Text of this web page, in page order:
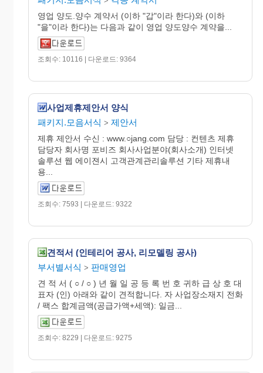
영업 양도.양수 계약서 (이하 "갑"이라 한다)와 (이하
"을"이라 한다)는 다음과 같이 영업 양도양수 계약을...
조회수: 10116 | 다운로드: 9364
사업제휴제안서 양식
패키지.모음서식 > 제안서
제휴 제안서 수신 : www.○jang.com 담당 : 컨텐츠 제휴
담당자 회사명 포비즈 회사사업분야(회사소개) 인터넷
솔루션 웹 에이젼시 고객관계관리솔루션 기타 제휴내
용...
조회수: 7593 | 다운로드: 9322
견적서 (인테리어 공사, 리모델링 공사)
부서별서식 > 판매영업
견 적 서 ( ○ / ○ ) 년 월 일 공 등 록 번 호 귀하 급 상 호 대
표자 (인) 아래와 같이 견적합니다. 자 사업장소재지 전화
/ 팩스 합계금액(공급가액+세액): 일금...
조회수: 8229 | 다운로드: 9275